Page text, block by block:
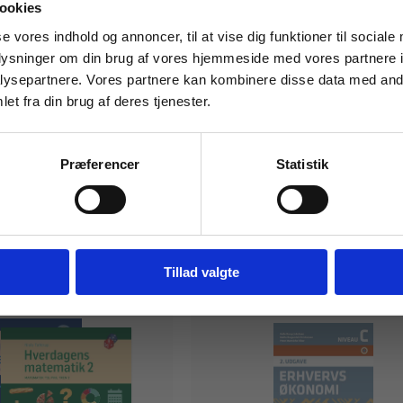
vores indhold og annoncer, til at vise dig funktioner til sociale
om din brug af vores hjemmeside med vores partnere
Vores partnere kan kombinere disse data med
fra din brug af deres tjenester.
Præferencer Statistik
Tillad valgte
tværs af hovedemner og
i webBogen.
For institutioner og
virksomheder. Du får
vist priser ekskl. moms.
Tilgå